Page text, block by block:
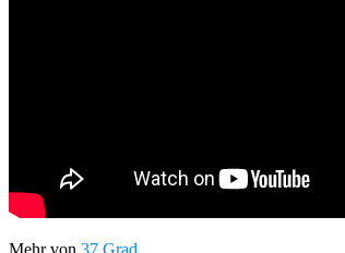
Mehr von 37 Grad